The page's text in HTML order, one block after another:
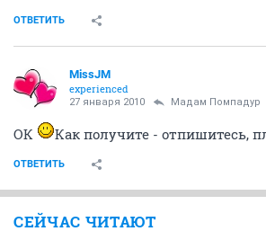
ОТВЕТИТЬ
MissJM
experienced
27 января 2010 Мадам Помпадур
ОК Как получите - отпишитесь,
ОТВЕТИТЬ
СЕЙЧАС ЧИТАЮТ